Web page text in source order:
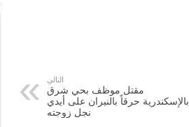
التالي
مقتل موظف بحي شرق
بالإسكندرية حرقاً بالنيران على أيدي
نجل زوجته